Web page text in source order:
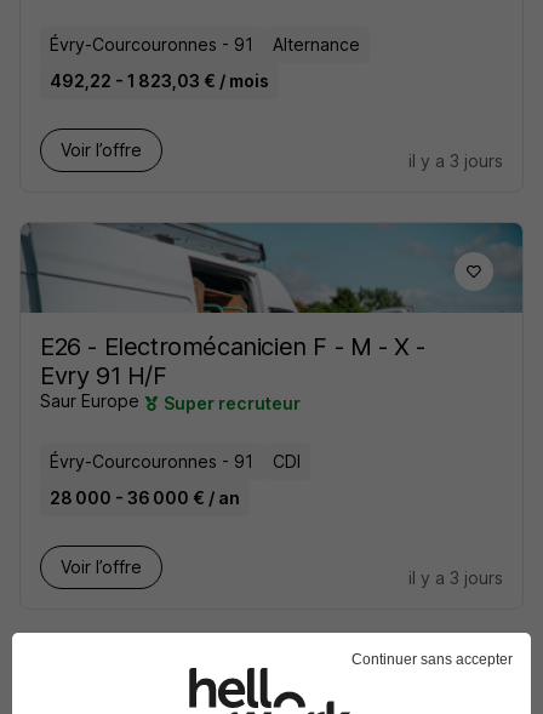
Évry-Courcouronnes - 91
Alternance
492,22 - 1 823,03 € / mois
Voir l’offre
il y a 3 jours
E26 - Electromécanicien F - M - X -
Evry 91 H/F
Saur Europe Super recruteur
Évry-Courcouronnes - 91
CDI
28 000 - 36 000 € / an
Voir l’offre
il y a 3 jours
Continuer sans accepter